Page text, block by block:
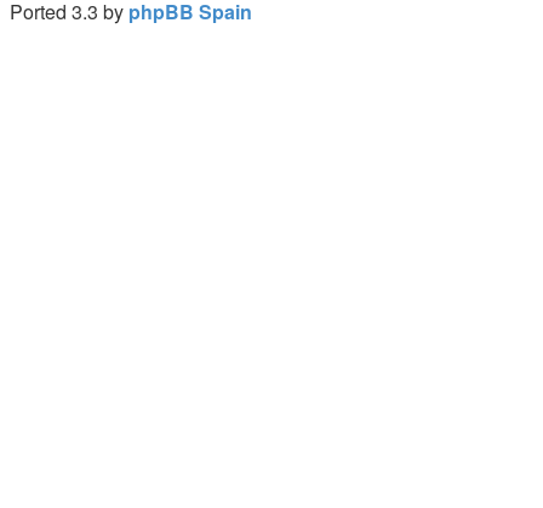
Ported 3.3 by phpBB Spain